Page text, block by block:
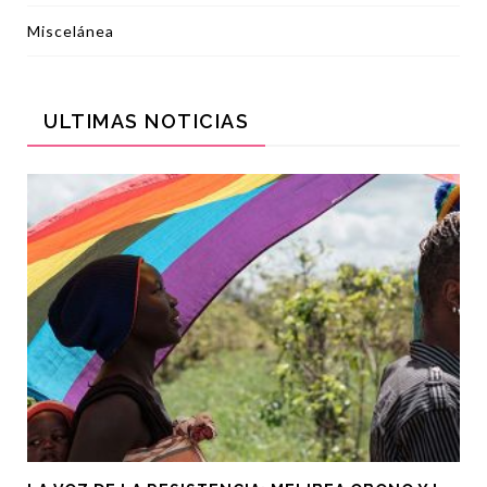
Miscelánea
ULTIMAS NOTICIAS